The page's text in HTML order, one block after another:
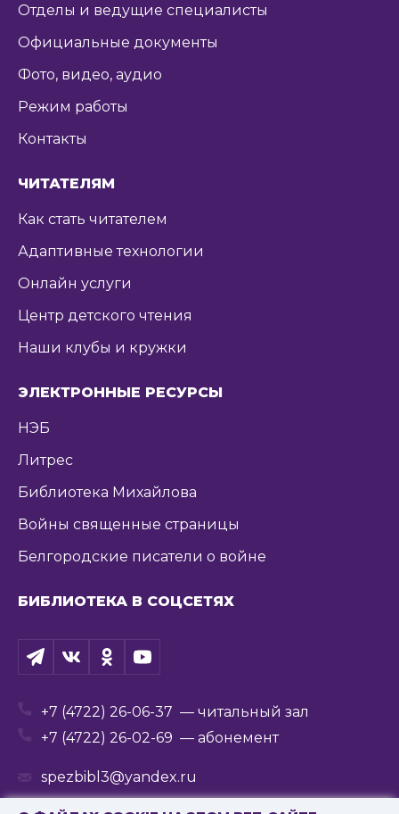
Отделы и ведущие специалисты
Официальные документы
Фото, видео, аудио
Режим работы
Контакты
ЧИТАТЕЛЯМ
Как стать читателем
Адаптивные технологии
Онлайн услуги
Центр детского чтения
Наши клубы и кружки
ЭЛЕКТРОННЫЕ РЕСУРСЫ
НЭБ
Литрес
Библиотека Михайлова
Войны священные страницы
Белгородские писатели о войне
БИБЛИОТЕКА В СОЦСЕТЯХ
+7 (4722) 26-06-37 — читальный зал
+7 (4722) 26-02-69 — абонемент
spezbibl3@yandex.ru